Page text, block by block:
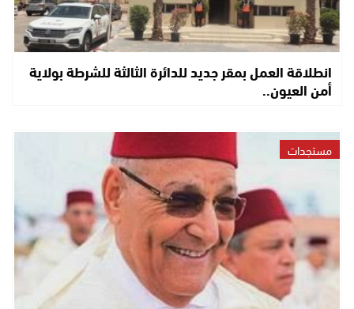
انطلاقة العمل بمقر جديد للدائرة الثالثة للشرطة بولاية
أمن العيون..
مستجدات